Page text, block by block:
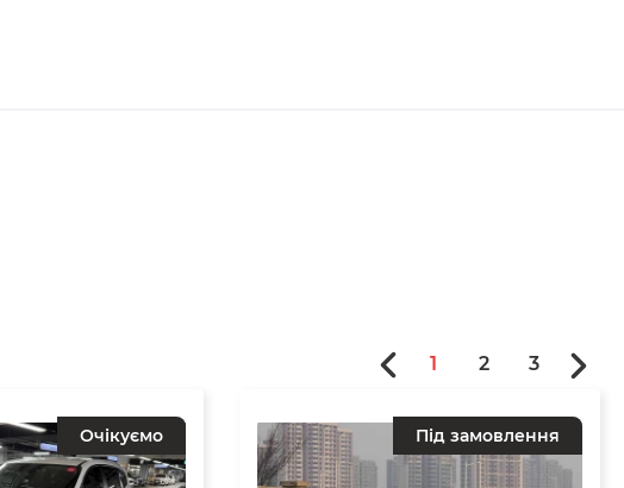
Очікуємо Під замовлення
1 2 3